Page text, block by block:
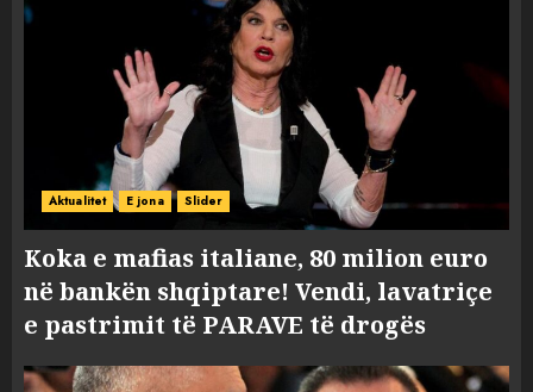
Aktualitet E jona Slider
Koka e mafias italiane, 80 milion euro
në bankën shqiptare! Vendi, lavatriçe
e pastrimit të PARAVE të drogës